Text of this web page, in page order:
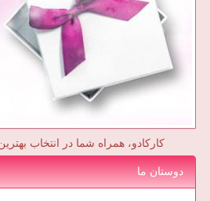
کارکادو، همراه شما در انتخاب
دوستان ما